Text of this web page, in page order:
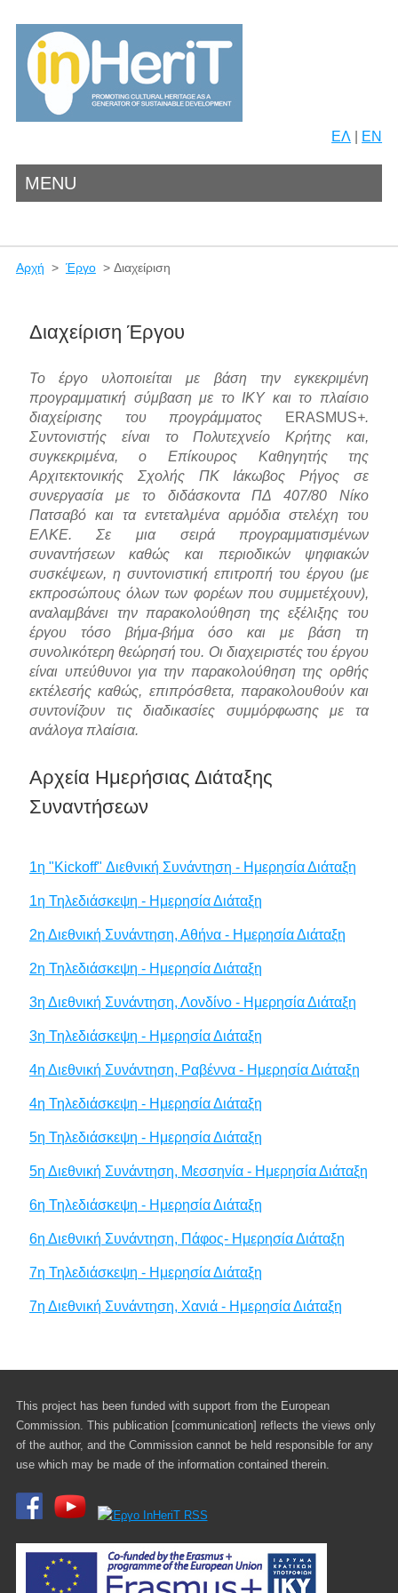
ΕΛ EN
MENU
Αρχή > Έργο> Διαχείριση
Διαχείριση Έργου
Το έργο υλοποιείται με βάση την εγκεκριμένη
προγραμματική σύμβαση με το ΙΚΥ και το πλαίσιο
διαχείρισης του προγράμματος
ERASMUS+.
Συντονιστής είναι το Πολυτεχνείο Κρήτης και,
συγκεκριμένα, ο Επίκουρος Καθηγητής της
Αρχιτεκτονικής Σχολής ΠΚ Ιάκωβος Ρήγος σε
συνεργασία με το διδάσκοντα ΠΔ 407/80 Νίκο
Πατσαβό και τα εντεταλμένα αρμόδια στελέχη του
ΕΛΚΕ. Σε μια σειρά προγραμματισμένων
συναντήσεων καθώς και περιοδικών ψηφιακών
συσκέψεων, η συντονιστική επιτροπή του έργου (με
εκπροσώπους όλων των φορέων που συμμετέχουν),
αναλαμβάνει την παρακολούθηση της εξέλιξης του
έργου τόσο βήμα-βήμα όσο και με βάση τη
συνολικότερη θεώρησή του. Οι διαχειριστές του έργου
είναι υπεύθυνοι για την παρακολούθηση της ορθής
εκτέλεσής καθώς, επιπρόσθετα, παρακολουθούν και
συντονίζουν τις διαδικασίες συμμόρφωσης με τα
ανάλογα πλαίσια.
Αρχεία Ημερήσιας Διάταξης
Συναντήσεων
1η "Kickoff" Διεθνική Συνάντηση - Ημερησία Διάταξη
1η Τηλεδιάσκεψη - Ημερησία Διάταξη
2η Διεθνική Συνάντηση, Αθήνα - Ημερησία Διάταξη
2η Τηλεδιάσκεψη - Ημερησία Διάταξη
3η Διεθνική Συνάντηση, Λονδίνο - Ημερησία Διάταξη
3η Τηλεδιάσκεψη - Ημερησία Διάταξη
4η Διεθνική Συνάντηση, Ραβέννα - Ημερησία Διάταξη
4η Τηλεδιάσκεψη - Ημερησία Διάταξη
5η Τηλεδιάσκεψη - Ημερησία Διάταξη
5η Διεθνική Συνάντηση, Μεσσηνία - Ημερησία Διάταξη
6η Τηλεδιάσκεψη - Ημερησία Διάταξη
6η Διεθνική Συνάντηση, Πάφος- Ημερησία Διάταξη
7η Τηλεδιάσκεψη - Ημερησία Διάταξη
7η Διεθνική Συνάντηση, Χανιά - Ημερησία Διάταξη
This project has been funded with support from the European
Commission. This publication [communication] reflects the views only
of the author, and the Commission cannot be held responsible for any
use which may be made of the information contained therein.